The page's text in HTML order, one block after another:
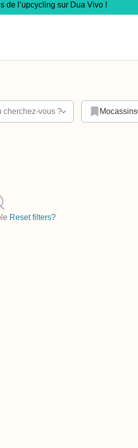
de l’upcycling sur Dua Vivo !
cherchez-vous ? Mocassins
Reset filters?